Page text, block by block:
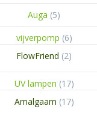
Auga 55
producten
vijverpomp 66
FlowFriend 22
UV lampen 1717
Amalgaam 1717